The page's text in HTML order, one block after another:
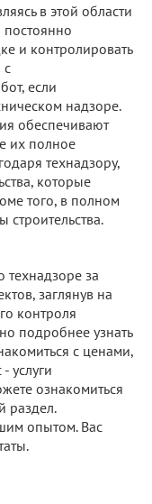
в этой области
и контролировать
с
если
надзоре.
обеспечивают
их полное
технадзору,
которые
того, в полном
технадзоре за
заглянув на
контроля
подробнее узнать
с ценами,
услуги
ознакомиться
раздел.
опытом. Вас